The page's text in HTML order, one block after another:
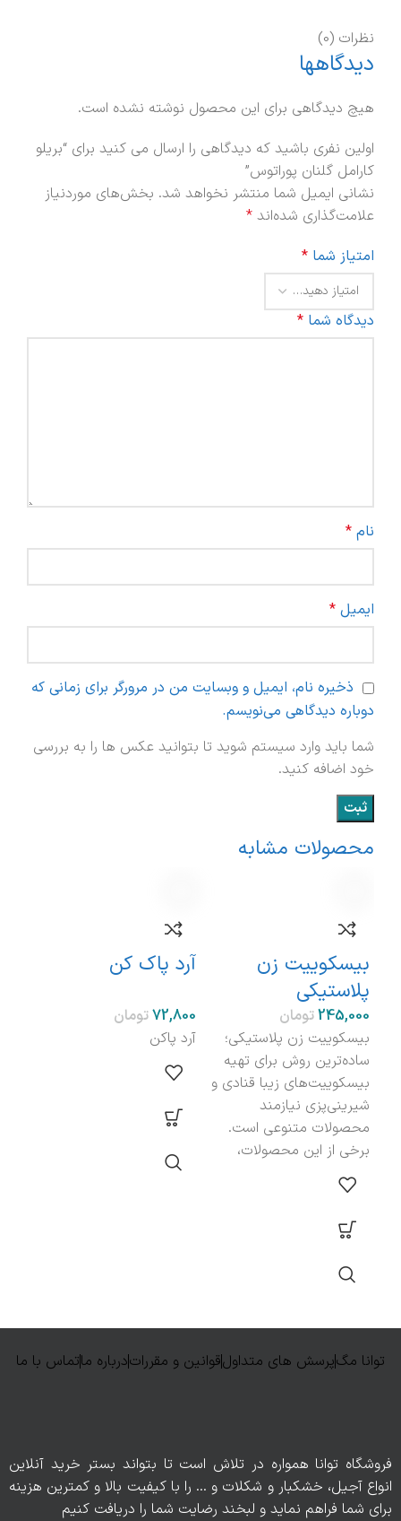
نظرات (0)
دیدگاهها
هیچ دیدگاهی برای این محصول نوشته نشده است.
اولین نفری باشید که دیدگاهی را ارسال می کنید برای “بریلو
کارامل گلنان پوراتوس”
نشانی ایمیل شما منتشر نخواهد شد. بخش‌های موردنیاز
علامت‌گذاری شده‌اند *
امتیاز شما *
دیدگاه شما *
نام *
ایمیل *
ذخیره نام، ایمیل و وبسایت من در مرورگر برای زمانی که
دوباره دیدگاهی می‌نویسم.
شما باید وارد سیستم شوید تا بتوانید عکس ها را به بررسی
خود اضافه کنید.
محصولات مشابه
بیسکوییت زن
پلاستیکی
تومان
بیسکوییت زن پلاستیکی؛
ساده‌ترین روش برای تهیه
بیسکوییت‌های زیبا قنادی و
شیرینی‌پزی نیازمند
محصولات متنوعی است.
برخی از این محصولات،
آرد پاک‌ کن
تومان
آرد پاکن
توانا مگپرسش های متداولقوانین و مقرراتدرباره ماتماس با ما
فروشگاه توانا همواره در تلاش است تا بتواند بستر خرید آنلاین
انواع آجیل، خشکبار و شکلات و … را با کیفیت بالا و کمترین هزینه
برای شما فراهم نماید و لبخند رضایت شما را دریافت کنیم